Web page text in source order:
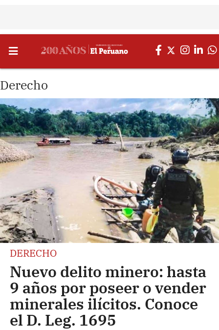
Derecho
DERECHO
Nuevo delito minero: hasta
9 años por poseer o vender
minerales ilícitos. Conoce
el D. Leg. 1695